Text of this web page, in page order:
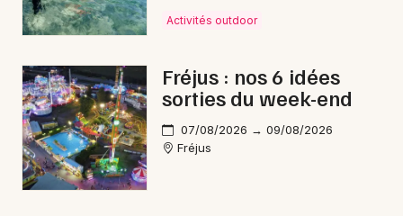
Activités outdoor
Fréjus : nos 6 idées
sorties du week-end
07/08/2026 → 09/08/2026
Fréjus